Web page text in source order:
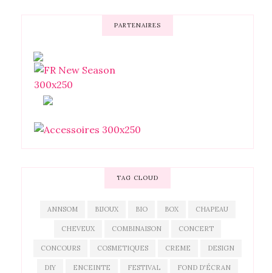
PARTENAIRES
TAG CLOUD
ANNSOM BIJOUX BIO BOX CHAPEAU
CHEVEUX COMBINAISON CONCERT
CONCOURS COSMETIQUES CREME DESIGN
DIY ENCEINTE FESTIVAL FOND D'ÉCRAN